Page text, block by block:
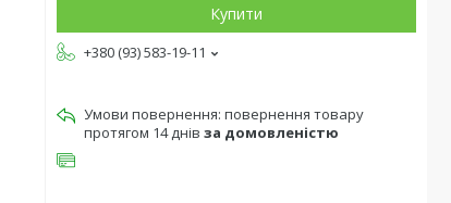
Купити
+380 (93) 583-19-11
повернення товару
протягом 14 днів за домовленістю